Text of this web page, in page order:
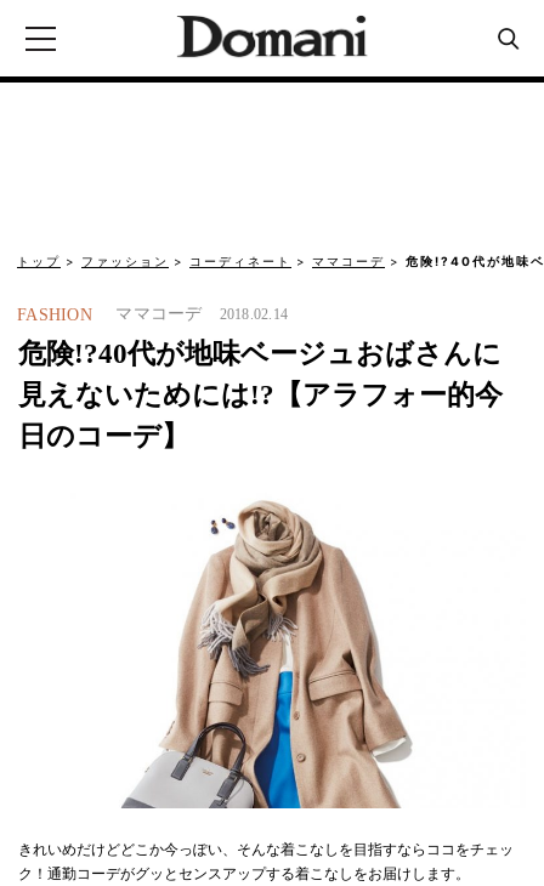
トップ ファッション コーディネート ママコーデ 危険!?40代が地味
FASHION ママコーデ 2018.02.14
危険!?40代が地味ベージュおばさんに
見えないためには!?【アラフォー的今
日のコーデ】
きれいめだけどどこか今っぽい、そんな着こなしを目指すならココをチェッ
ク！通勤コーデがグッとセンスアップする着こなしをお届けします。